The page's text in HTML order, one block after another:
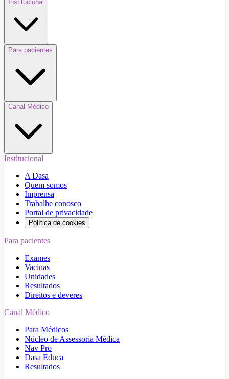
Institucional
Para pacientes
Canal Médico
Institucional
A Dasa
Quem somos
Imprensa
Trabalhe conosco
Portal de privacidade
Política de cookies
Para pacientes
Exames
Vacinas
Unidades
Resultados
Direitos e deveres
Canal Médico
Para Médicos
Núcleo de Assessoria Médica
Nav Pro
Dasa Educa
Resultados